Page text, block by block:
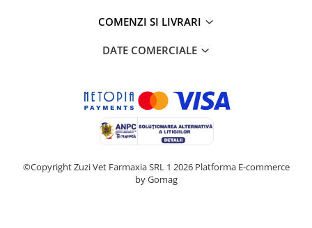
COMENZI SI LIVRARI
DATE COMERCIALE
©Copyright Zuzi Vet Farmaxia SRL 1 2026 Platforma E-commerce
by Gomag